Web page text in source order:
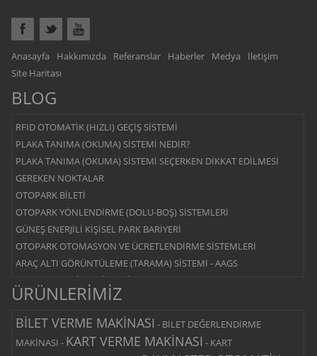
Anasayfa Hakkımızda Referanslar Haberler Medya
İletişim
Site Haritası
BLOG
RFID OTOMATİK (HIZLI) GEÇİŞ SİSTEMİ
PLAKA TANIMA (OKUMA) SİSTEMİ NEDİR?
PLAKA TANIMA (OKUMA) SİSTEMİ SEÇERKEN DİKKAT EDİLMESİ
GEREKEN NOKTALAR
OTOPARK BİLETİ
OTOPARK YÖNLENDİRME (DOLU-BOŞ) SİSTEMLERİ
GÜNEŞ ENERJİLİ KİŞİSEL PARK BARİYERİ
OTOPARK OTOMASYON VE ÜCRETLENDİRME SİSTEMLERİ
ARAÇ ALTI GÖRÜNTÜLEME (TARAMA) SİSTEMİ - AAGS
OTOPARK BARİYER SİSTEMİ
YOL KESİCİ - BLOK BARİYER SİSTEMİ
MANTAR BARİYER SİSTEMİ
MERKEZİ ÖDEMELİ SİSTEM
ÇIKIŞ ÖDEMELİ SİSTEM
ÜRÜNLERİMİZ
BİLET VERME MAKİNASI - BİLET DEĞERLENDİRME
MAKİNASI - KART VERME MAKİNASI - KART